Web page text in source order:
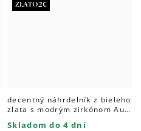
ZLATO20
decentný náhrdelník z bieleho
zlata s modrým zirkónom Au
Skladom do 4 dní